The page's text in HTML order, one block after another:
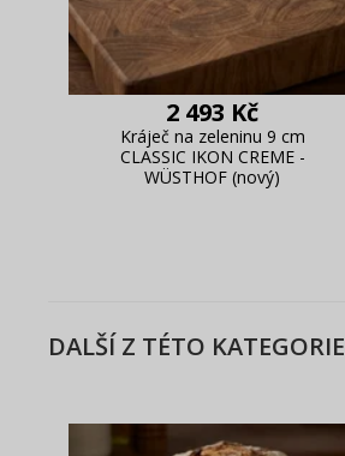
2 493 Kč
Kráječ na zeleninu 9 cm
CLASSIC IKON CREME -
WÜSTHOF (nový)
DALŠÍ Z TÉTO KATEGORIE